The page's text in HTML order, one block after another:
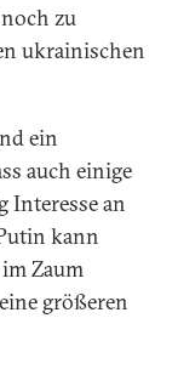
zu
ukrainischen
ein
auch einige
Interesse an
kann
Zaum
größeren